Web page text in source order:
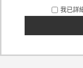
該等資訊或通知。
02._隱私權保護聲明：
會員同意本商店得隨時
我已詳